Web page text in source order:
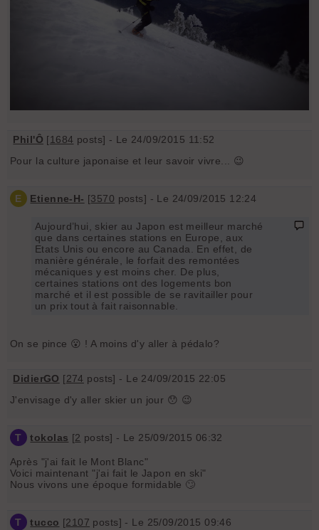
Phil'Ô [1684 posts] - Le 24/09/2015 11:52
Pour la culture japonaise et leur savoir vivre... 😉
E Etienne-H- [3570 posts] - Le 24/09/2015 12:24
Aujourd’hui, skier au Japon est meilleur marché
que dans certaines stations en Europe, aux
Etats Unis ou encore au Canada. En effet, de
manière générale, le forfait des remontées
mécaniques y est moins cher. De plus,
certaines stations ont des logements bon
marché et il est possible de se ravitailler pour
un prix tout à fait raisonnable.
On se pince 😮 ! A moins d'y aller à pédalo?
DidierGO [274 posts] - Le 24/09/2015 22:05
J'envisage d'y aller skier un jour 😯 😉
T tokolas [2 posts] - Le 25/09/2015 06:32
Après "j'ai fait le Mont Blanc"
Voici maintenant "j'ai fait le Japon en ski"
Nous vivons une époque formidable 🙄
T tucco [2107 posts] - Le 25/09/2015 09:46